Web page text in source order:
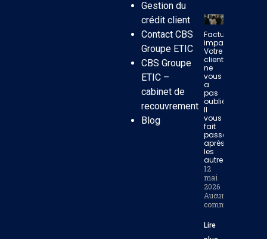
Gestion du
crédit client
Contact CBS
Groupe ETIC
CBS Groupe
ETIC –
cabinet de
recouvrement
Blog
Facture
impayée:
Votre
client
ne
vous
a
pas
oublié.
Il
vous
fait
passer
après
les
autres.
12
mai
2026
Aucun
commentaire
Lire